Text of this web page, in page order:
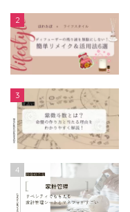
2
3
4